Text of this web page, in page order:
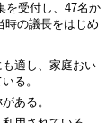
を受付し、47名か
時の議長をはじめ
適し、家庭おい
る。
ある。